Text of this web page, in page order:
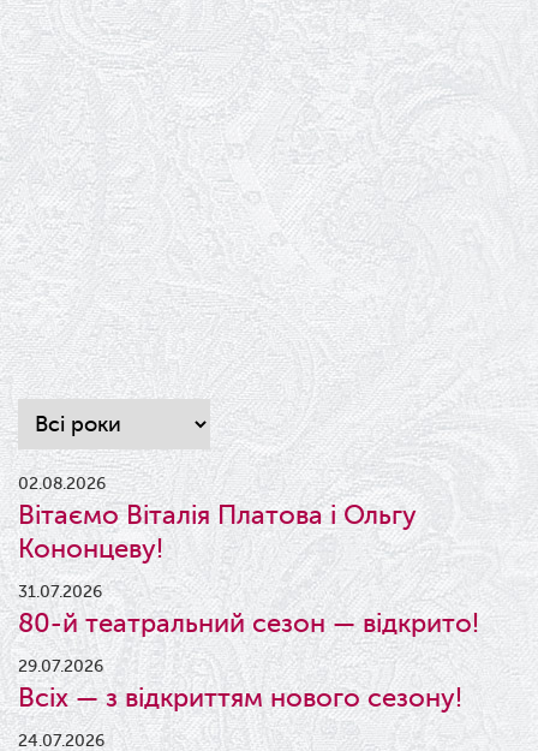
02.08.2026
Вітаємо Віталія Платова і Ольгу
Кононцеву!
31.07.2026
80-й театральний сезон — відкрито!
29.07.2026
Всіх — з відкриттям нового сезону!
24.07.2026